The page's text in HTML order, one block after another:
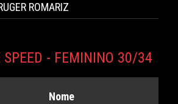
ROMARIZ
SPEED - FEMININO 30/34
Nome